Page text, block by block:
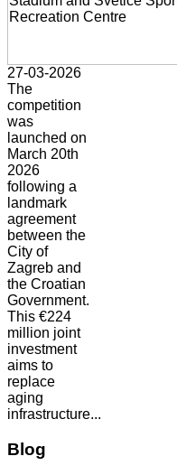
27-03-2026
The
competition
was
launched on
March 20th
2026
following a
landmark
agreement
between the
City of
Zagreb and
the Croatian
Government.
This €224
million joint
investment
aims to
replace
aging
infrastructure...
Blog